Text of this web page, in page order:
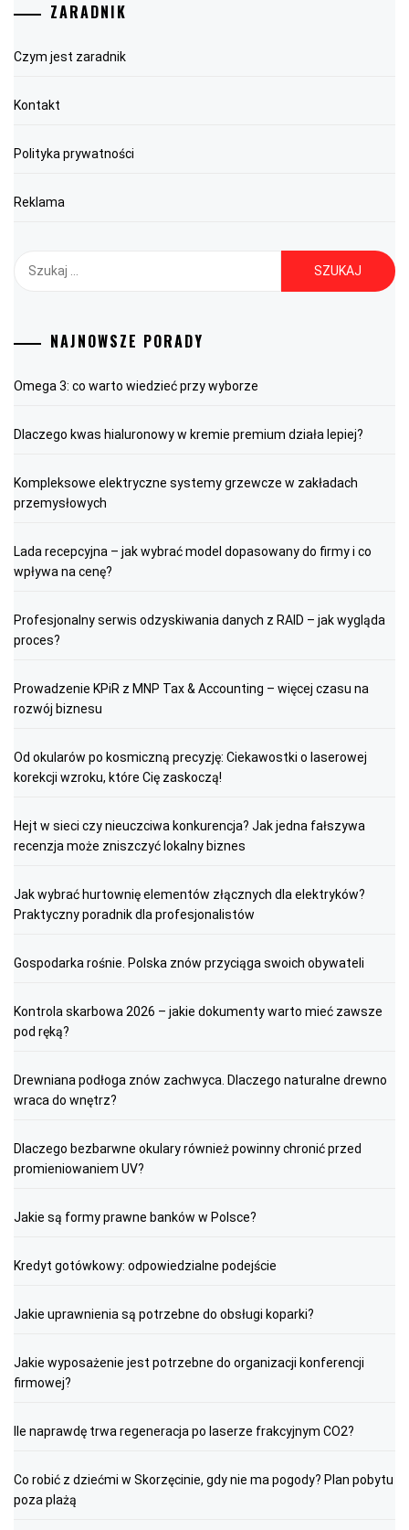
ZARADNIK
Czym jest zaradnik
Kontakt
Polityka prywatności
Reklama
NAJNOWSZE PORADY
Omega 3: co warto wiedzieć przy wyborze
Dlaczego kwas hialuronowy w kremie premium działa lepiej?
Kompleksowe elektryczne systemy grzewcze w zakładach
przemysłowych
Lada recepcyjna – jak wybrać model dopasowany do firmy i co
wpływa na cenę?
Profesjonalny serwis odzyskiwania danych z RAID – jak wygląda
proces?
Prowadzenie KPiR z MNP Tax & Accounting – więcej czasu na
rozwój biznesu
Od okularów po kosmiczną precyzję: Ciekawostki o laserowej
korekcji wzroku, które Cię zaskoczą!
Hejt w sieci czy nieuczciwa konkurencja? Jak jedna fałszywa
recenzja może zniszczyć lokalny biznes
Jak wybrać hurtownię elementów złącznych dla elektryków?
Praktyczny poradnik dla profesjonalistów
Gospodarka rośnie. Polska znów przyciąga swoich obywateli
Kontrola skarbowa 2026 – jakie dokumenty warto mieć zawsze
pod ręką?
Drewniana podłoga znów zachwyca. Dlaczego naturalne drewno
wraca do wnętrz?
Dlaczego bezbarwne okulary również powinny chronić przed
promieniowaniem UV?
Jakie są formy prawne banków w Polsce?
Kredyt gotówkowy: odpowiedzialne podejście
Jakie uprawnienia są potrzebne do obsługi koparki?
Jakie wyposażenie jest potrzebne do organizacji konferencji
firmowej?
Ile naprawdę trwa regeneracja po laserze frakcyjnym CO2?
Co robić z dziećmi w Skorzęcinie, gdy nie ma pogody? Plan pobytu
poza plażą